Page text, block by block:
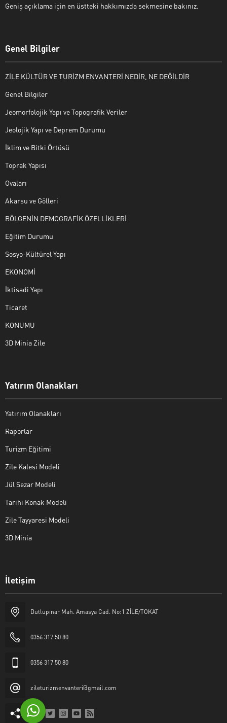
Geniş açıklama için en üstteki hakkımızda sekmesine bakınız.
Genel Bilgiler
ZİLE KÜLTÜR VE TURİZM ENVANTERİ NEDİR, NE DEĞİLDİR
Genel Bilgiler
Jeomorfolojik Yapı ve Topografik Veriler
Jeolojik Yapı ve Deprem Durumu
İklim ve Bitki Örtüsü
Toprak Yapısı
Ovaları
Akarsu ve Gölleri
BÖLGENİN DEMOGRAFİK ÖZELLİKLERİ
Eğitim Durumu
Sosyo-Kültürel Yapı
EKONOMİ
İktisadi Yapı
Ticaret
KONUMU
3D Minia Zile
Yatırım Olanakları
Yatırım Olanakları
Raporlar
Turizm Eğitimi
Zile Kalesi Modeli
Jül Sezar Modeli
Tarihi Konak Modeli
Zile Tayyaresi Modeli
3D Minia
İletişim
Dutlupınar Mah. Amasya Cad. No:1 ZİLE/TOKAT
0356 317 50 80
0356 317 50 80
zileturizmenvanteri@gmail.com